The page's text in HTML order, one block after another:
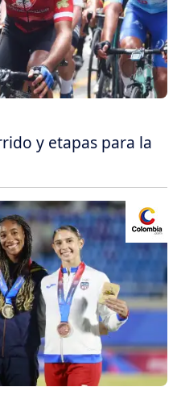
y etapas para la